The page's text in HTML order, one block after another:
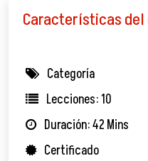
Características del
Categoría
Lecciones: 10
Duración: 42 Mins
Certificado